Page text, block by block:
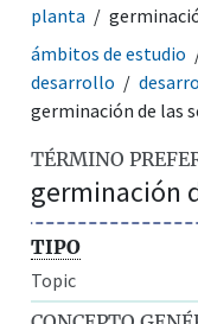
planta
ámbitos de estudio
desarrollo
germinación de las
TÉRMINO
germinación
TIPO
Topic